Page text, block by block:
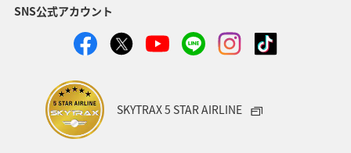
SNS公式アカウント
SKYTRAX 5 STAR AIRLINE